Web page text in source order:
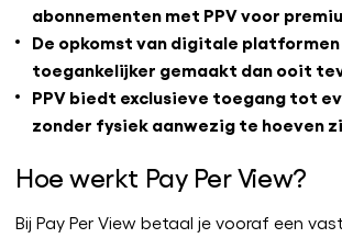
abonnementen met PPV voor
De opkomst van digitale
toegankelijker gemaakt dan ooit
PPV biedt exclusieve toegang tot
zonder fysiek aanwezig te hoeven
Hoe werkt Pay Per View?
Bij Pay Per View betaal je vooraf een